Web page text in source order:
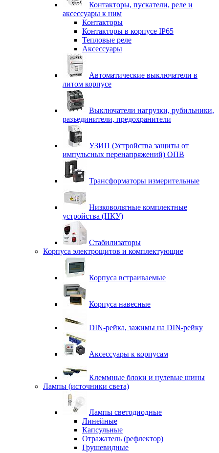
Контакторы, пускатели, реле и
аксессуары к ним
Контакторы
Контакторы в корпусе IP65
Тепловые реле
Аксессуары
Автоматические выключатели в
литом корпусе
Выключатели нагрузки, рубильники,
разъединители, предохранители
УЗИП (Устройства защиты от
импульсных перенапряжений) ОПВ
Трансформаторы измерительные
Низковольтные комплектные
устройства (НКУ)
Стабилизаторы
Корпуса электрощитов и комплектующие
Корпуса встраиваемые
Корпуса навесные
DIN-рейка, зажимы на DIN-рейку
Аксессуары к корпусам
Клеммные блоки и нулевые шины
Лампы (источники света)
Лампы светодиодные
Линейные
Капсульные
Отражатель (рефлектор)
Грушевидные